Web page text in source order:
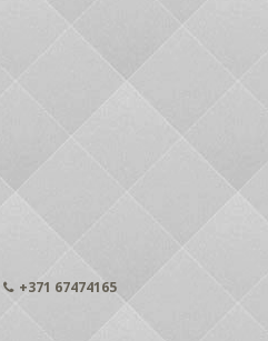
+371 67474165